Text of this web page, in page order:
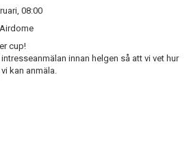
08:00
cup!
innan helgen så att vi vet hur
kan anmäla.